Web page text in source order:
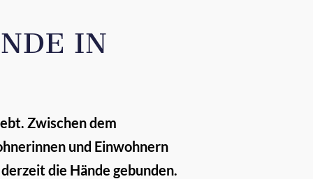
IN
Zwischen dem
und Einwohnern
die Hände gebunden.